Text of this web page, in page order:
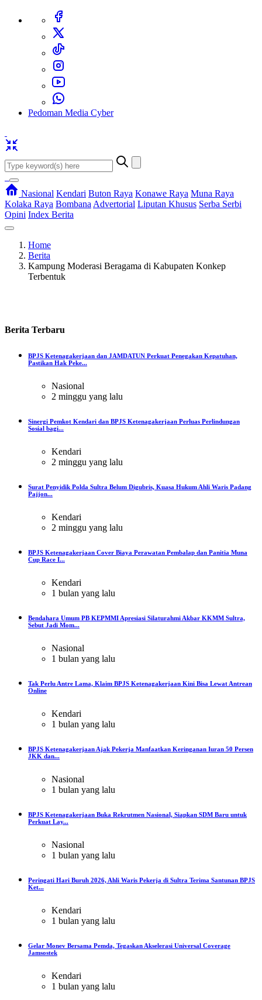
Pedoman Media Cyber
Nasional Kendari Buton Raya Konawe Raya Muna Raya
Kolaka Raya Bombana Advertorial Liputan Khusus Serba Serbi
Opini Index Berita
Home
Berita
Kampung Moderasi Beragama di Kabupaten Konkep
Terbentuk
Berita Terbaru
BPJS Ketenagakerjaan dan JAMDATUN Perkuat Penegakan Kepatuhan,
Pastikan Hak Peke...
Nasional
2 minggu yang lalu
Sinergi Pemkot Kendari dan BPJS Ketenagakerjaan Perluas Perlindungan
Sosial bagi...
Kendari
2 minggu yang lalu
Surat Penyidik Polda Sultra Belum Digubris, Kuasa Hukum Ahli Waris Padang
Pajjon...
Kendari
2 minggu yang lalu
BPJS Ketenagakerjaan Cover Biaya Perawatan Pembalap dan Panitia Muna
Cup Race I...
Kendari
1 bulan yang lalu
Bendahara Umum PB KEPMMI Apresiasi Silaturahmi Akbar KKMM Sultra,
Sebut Jadi Mom...
Nasional
1 bulan yang lalu
Tak Perlu Antre Lama, Klaim BPJS Ketenagakerjaan Kini Bisa Lewat Antrean
Online
Kendari
1 bulan yang lalu
BPJS Ketenagakerjaan Ajak Pekerja Manfaatkan Keringanan Iuran 50 Persen
JKK dan...
Nasional
1 bulan yang lalu
BPJS Ketenagakerjaan Buka Rekrutmen Nasional, Siapkan SDM Baru untuk
Perkuat Lay...
Nasional
1 bulan yang lalu
Peringati Hari Buruh 2026, Ahli Waris Pekerja di Sultra Terima Santunan BPJS
Ket...
Kendari
1 bulan yang lalu
Gelar Monev Bersama Pemda, Tegaskan Akselerasi Universal Coverage
Jamsostek
Kendari
1 bulan yang lalu